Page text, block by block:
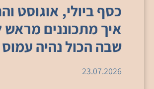
כסף ביולי, אוגוסט
איך מתכוננים מראש
שבה הכול נהיה עמוס
23.07.2026